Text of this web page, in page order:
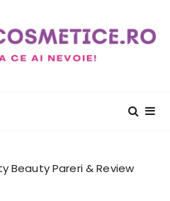
Beauty Pareri & Review